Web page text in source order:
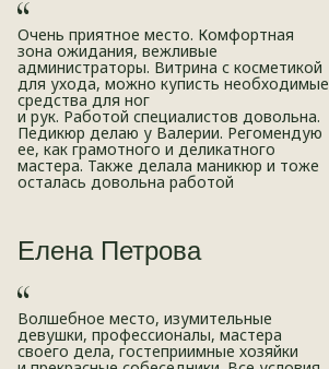
Очень приятное место. Комфортная
зона ожидания, вежливые
администраторы. Витрина с косметикой
для ухода, можно куписть необходимые
средства для ног
и рук. Работой специалистов довольна.
Педикюр делаю у Валерии. Регомендую
ее, как грамотного и деликатного
мастера. Также делала маникюр и тоже
осталась довольна работой
Елена Петрова
Волшебное место, изумительные
девушки, профессионалы, мастера
своего дела, гостеприимные хозяйки